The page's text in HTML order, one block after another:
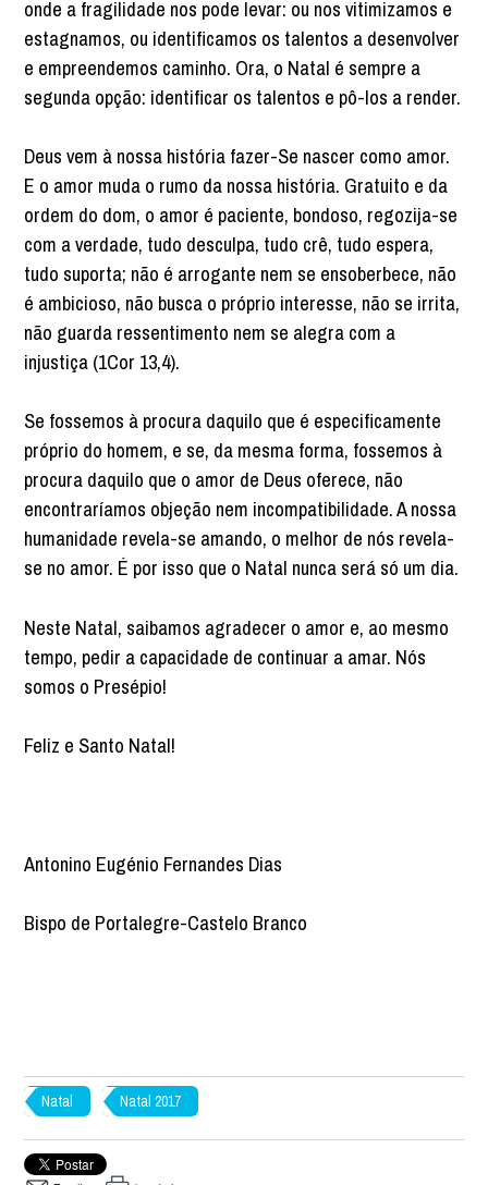
onde a fragilidade nos pode levar: ou nos vitimizamos e
estagnamos, ou identificamos os talentos a desenvolver
e empreendemos caminho. Ora, o Natal é sempre a
segunda opção: identificar os talentos e pô-los a render.
Deus vem à nossa história fazer-Se nascer como amor.
E o amor muda o rumo da nossa história. Gratuito e da
ordem do dom, o amor é paciente, bondoso, regozija-se
com a verdade, tudo desculpa, tudo crê, tudo espera,
tudo suporta; não é arrogante nem se ensoberbece, não
é ambicioso, não busca o próprio interesse, não se irrita,
não guarda ressentimento nem se alegra com a
injustiça (1Cor 13,4).
Se fossemos à procura daquilo que é especificamente
próprio do homem, e se, da mesma forma, fossemos à
procura daquilo que o amor de Deus oferece, não
encontraríamos objeção nem incompatibilidade. A nossa
humanidade revela-se amando, o melhor de nós revela-
se no amor. É por isso que o Natal nunca será só um dia.
Neste Natal, saibamos agradecer o amor e, ao mesmo
tempo, pedir a capacidade de continuar a amar. Nós
somos o Presépio!
Feliz e Santo Natal!
Antonino Eugénio Fernandes Dias
Bispo de Portalegre-Castelo Branco
Natal Natal 2017